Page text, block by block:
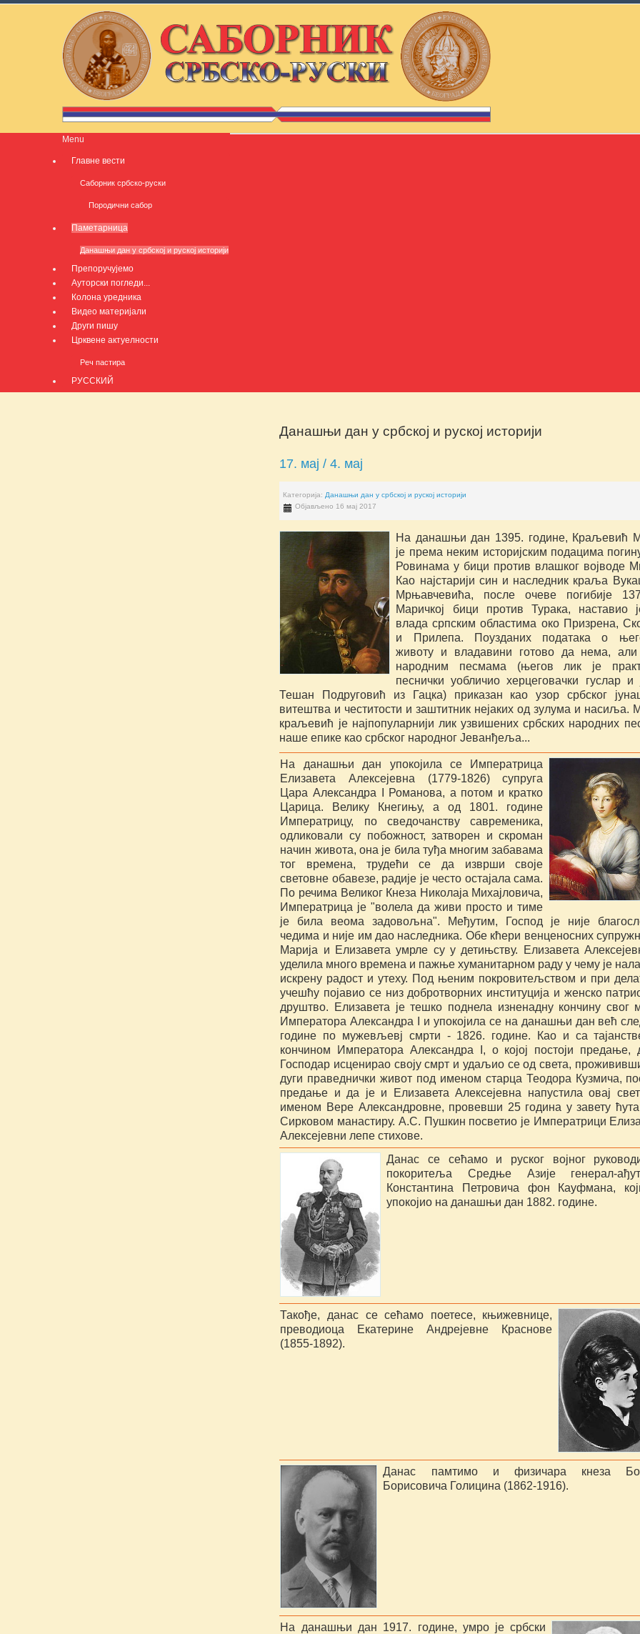
Menu
Главне вести
Саборник србско-руски
Породични сабор
Паметарница
Данашњи дан у србској и руској историји
Препоручујемо
Ауторски погледи...
Колона уредника
Видео материјали
Други пишу
Црквене актуелности
Реч пастира
РУССКИЙ
Данашњи дан у србској и руској историји
17. мај / 4. мај
Категорија: Данашњи дан у србској и руској историји
Објављено 16 мај 2017
На данашњи дан 1395. године, Краљевић
је према неким историјским подацима
Ровинама у бици против влашког војводе
Као најстарији син и наследник краља
Мрњавчевића, после очеве погибије
Маричкој бици против Турака, наставио
влада српским областима око Призрена,
и Прилепа. Поузданих података о
животу и владавини готово да нема,
народним песмама (његов лик је
песнички уобличио херцеговачки гуслар и
Тешан Подруговић из Гацка) приказан као узор србског
витештва и честитости и заштитник нејаких од зулума и насиља.
краљевић је најпопуларнији лик узвишених србских народних
наше епике као србског народног Јеванђеља...
На данашњи дан упокојила се Императрица
Елизавета Алексејевна (1779-1826) супруга
Цара Александра I Романова, а потом и кратко
Царица. Велику Кнегињу, а од 1801. године
Императрицу, по сведочанству савременика,
одликовали су побожност, затворен и скроман
начин живота, она је била туђа многим забавама
тог времена, трудећи се да изврши своје
световне обавезе, радије је често остајала сама.
По речима Великог Кнеза Николаја Михајловича,
Императрица је "волела да живи просто и тиме
је била веома задовољна". Међутим, Господ је није
чедима и није им дао наследника. Обе кћери венценосних
Марија и Елизавета умрле су у детињству. Елизавета
уделила много времена и пажње хуманитарном раду у чему је
искрену радост и утеху. Под њеним покровитељством и при
учешћу појавио се низ добротворних институција и женско
друштво. Елизавета је тешко поднела изненадну кончину свог
Императора Александра I и упокојила се на данашњи дан већ
године по мужевљевј смрти - 1826. године. Као и са
кончином Императора Александра I, о којој постоји предање,
Господар исценирао своју смрт и удаљио се од света,
дуги праведнички живот под именом старца Теодора Кузмича,
предање и да је и Елизавета Алексејевна напустила овај
именом Вере Александровне, провевши 25 година у завету
Сирковом манастиру. А.С. Пушкин посветио је Императрици
Алексејевни лепе стихове.
Данас се сећамо и руског војног
покоритеља Средње Азије генерал-
Константина Петровича фон Кауфмана,
упокојио на данашњи дан 1882. године.
Такође, данас се сећамо поетесе, књижевнице,
преводиоца Екатерине Андрејевне Краснове
(1855-1892).
Данас памтимо и физичара кнеза
Борисовича Голицина (1862-1916).
На данашњи дан 1917. године, умро је србски